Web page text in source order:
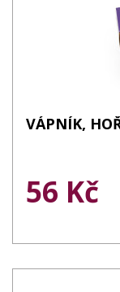
VÁPNÍK,
56 Kč